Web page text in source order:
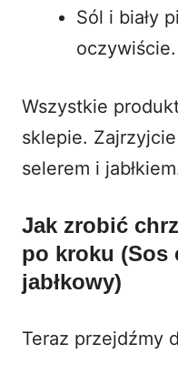
Sól i biały
oczywiście.
Wszystkie
sklepie.
selerem i jabłkiem
Jak zrobić
po kroku (Sos
jabłkowy)
Teraz przejdźmy